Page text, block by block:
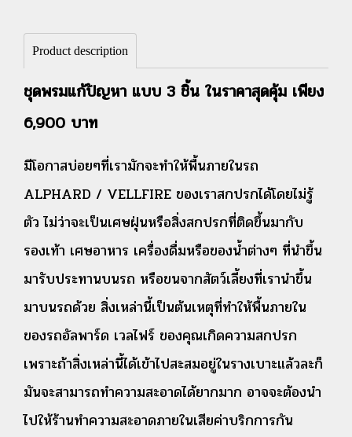
Product description
ชุดพรมแก้ปัญหา แบบ 3 ชิ้น ในราคาสุดคุ้ม เพียง
6,900 บาท
มีโอกาสบ่อยๆที่เรามักจะทำให้พื้นภายในรถ
ALPHARD / VELLFIRE ของเราสกปรกได้โดยไม่รู้
ตัว ไม่ว่าจะเป็นเศษฝุ่นหรือสิ่งสกปรกที่ติดขึ้นมากับ
รองเท้า เศษอาหาร เครื่องดื่มหรือของน้ำต่างๆ ที่นำขึ้น
มารับประทานบนรถ หรือขนจากสัตว์เลี้ยงที่เรานำขึ้น
มาบนรถด้วย สิ่งเหล่านี้เป็นต้นเหตุที่ทำให้พื้นภายใน
ของรถอัลพาร์ด เวลไฟร์ ของคุณเกิดความสกปรก
เพราะถ้าสิ่งเหล่านี้ได้เข้าไปสะสมอยู่ในรางเบาะแล้วละก็
มันจะสามารถทำความสะอาดได้ยากมาก อาจจะต้องนำ
ไปให้ร้านทำความสะอาดภายในเสียค่าบริกการกัน